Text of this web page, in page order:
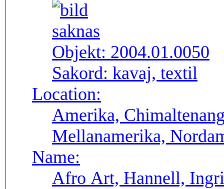
Objekt: 2004.01.0050
Sakord: kavaj, textil
Location:
Amerika,
Mellanamerika,
Name:
Afro Art, Hannell,